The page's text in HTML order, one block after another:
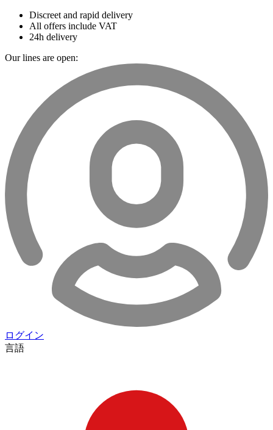
Discreet and rapid delivery
All offers include VAT
24h delivery
Our lines are open:
ログイン
言語